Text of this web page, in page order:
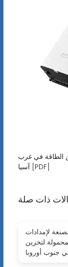
الطاقة في غرب
آسيا [PDF]
ذات صلة
لإمدادات
لتخزين
جنوب أوروبا